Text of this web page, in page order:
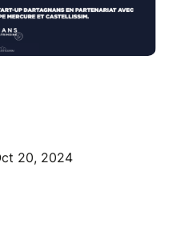
20, 2024